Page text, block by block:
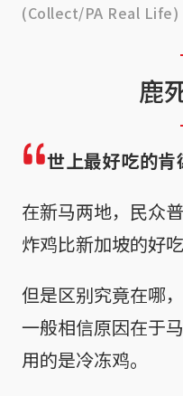
(Collect/PA Real Life)
鹿
世上最好吃的肯
在新马两地，民众
炸鸡比新加坡的好吃
但是区别究竟在哪
一般相信原因在于
用的是冷冻鸡。